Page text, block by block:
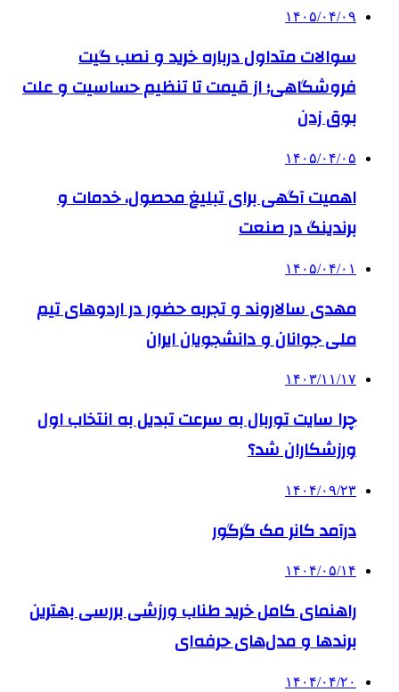
۱۴۰۵/۰۴/۰۹
سوالات متداول درباره خرید و نصب گیت
فروشگاهی؛ از قیمت تا تنظیم حساسیت و علت
بوق زدن
۱۴۰۵/۰۴/۰۵
اهمیت آگهی برای تبلیغ محصول، خدمات و
برندینگ در صنعت
۱۴۰۵/۰۴/۰۱
مهدی سالاروند و تجربه حضور در اردوهای تیم
ملی جوانان و دانشجویان ایران
۱۴۰۳/۱۱/۱۷
چرا سایت توربال به ‌سرعت تبدیل به انتخاب اول
ورزشکاران شد؟
۱۴۰۴/۰۹/۲۳
درآمد کانر مک گرگور
۱۴۰۴/۰۵/۱۴
راهنمای کامل خرید طناب ورزشی بررسی بهترین
برندها و مدل‌های حرفه‌ای
۱۴۰۴/۰۴/۲۰